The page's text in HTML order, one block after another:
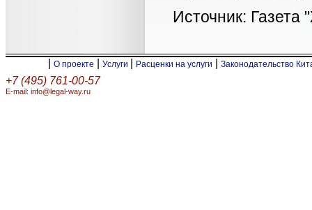
Источник:
О проекте Услуги Расценки на услуги Законодательство
+7 (495) 761-00-57
E-mail: info@legal-way.ru